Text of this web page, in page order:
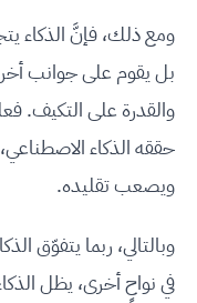
ومع ذلك، فإنَّ الذكاء
بل يقوم على جوانب
والقدرة على التكيف.
حققه الذكاء الاصطناعي،
ويصعب تقليده.
وبالتالي، ربما يتفوّق
في نواحٍ أخرى، يظل